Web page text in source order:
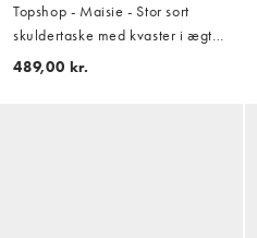
Topshop - Maisie - Stor sort
skuldertaske med kvaster i ægte
læder
489,00 kr.